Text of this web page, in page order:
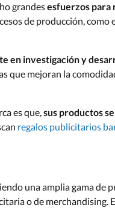
grandesesfuerzos para
de producción, como
en investigación y
que mejoran la
es que,sus productos
regalos publicitarios
una amplia gama de
o de merchandising.